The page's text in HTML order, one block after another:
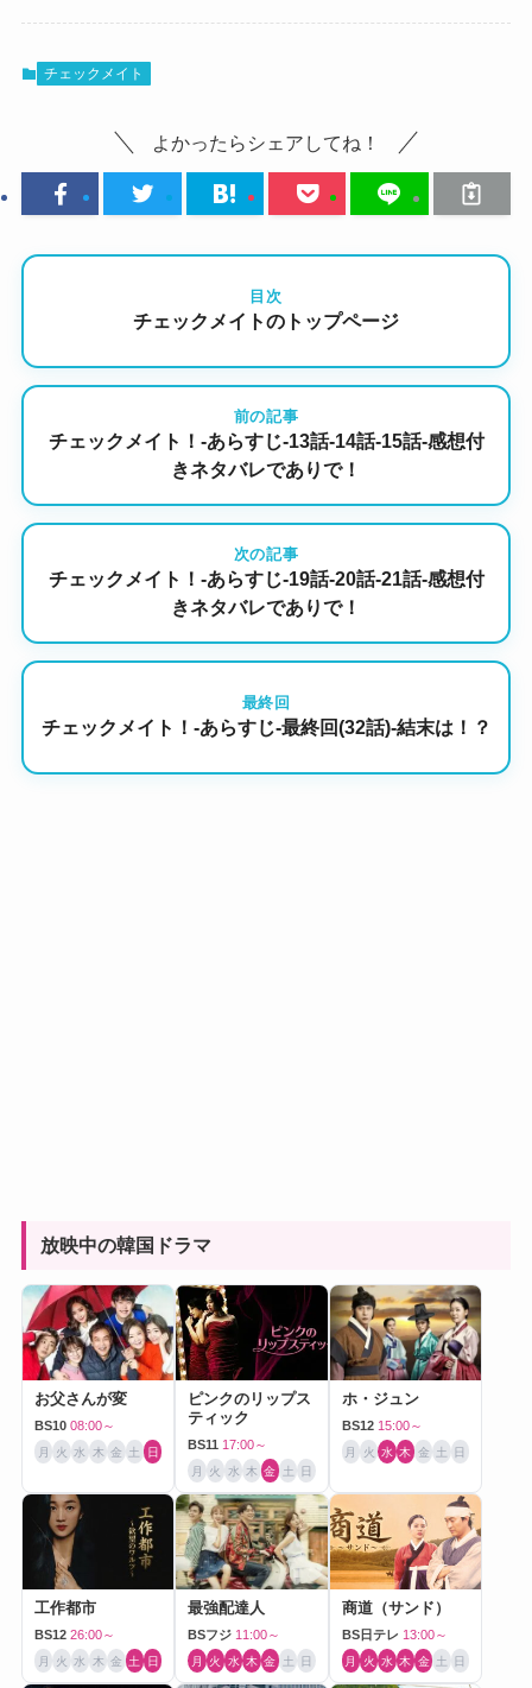
チェックメイト
よかったらシェアしてね！
目次
チェックメイトのトップページ
前の記事
チェックメイト！-あらすじ-13話-14話-15話-感想付
きネタバレでありで！
次の記事
チェックメイト！-あらすじ-19話-20話-21話-感想付
きネタバレでありで！
最終回
チェックメイト！-あらすじ-最終回(32話)-結末は！？
放映中の韓国ドラマ
お父さんが変
BS10 08:00～
月 火 水 木 金 土 日
ピンクのリップス
ティック
BS11 17:00～
月 火 水 木 金 土 日
ホ・ジュン
BS12 15:00～
月 火 水 木 金 土 日
工作都市
BS12 26:00～
月 火 水 木 金 土 日
最強配達人
BSフジ 11:00～
月 火 水 木 金 土 日
商道（サンド）
BS日テレ 13:00～
月 火 水 木 金 土 日